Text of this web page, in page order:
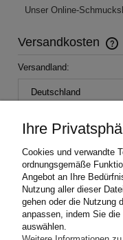
Unser Online-
Versandkosten
Im Preis sind
Versandland:
Kurier DPD (2-4
Ihre
Cookies und verwandte
ordnungsgemäße
Angebot an Ihre
Nutzung aller dieser
gehen oder die Nutzung
anpassen, indem Sie die
auswählen.